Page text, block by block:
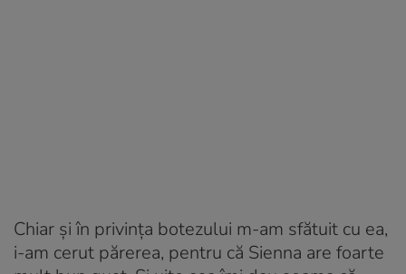
Chiar şi în privinţa botezului m-am sfătuit cu ea,
i-am cerut părerea, pentru că Sienna are foarte